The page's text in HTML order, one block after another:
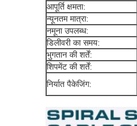
आपूर्ति क्षमता:
न्यूनतम मात्रा:
नमूना उपलब्ध:
डिलीवरी का समय:
भुगतान की शर्तें:
शिपमेंट की शर्तें:
निर्यात पैकेजिंग: